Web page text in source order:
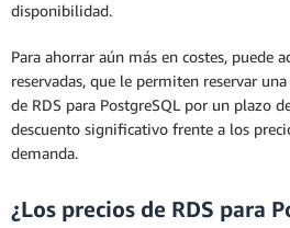
disponibilidad.
Para ahorrar aún más en costes, puede
reservadas, que le permiten reservar
de RDS para PostgreSQL por un plazo
descuento significativo frente a los
demanda.
¿Los precios de RDS para